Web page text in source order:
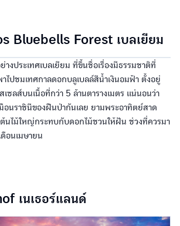
Bluebells Forest เบลเยียม
างประเทศเบลเยียม ที่ขึ้นชื่อเรื่องมีธรรมชาติที่
ไปชมเทศกาลดอกบลูเบลล์สีน้ำเงินอมฟ้า ตั้งอยู่
เซลส์บนเนื้อที่กว่า 5 ล้านตารางเมตร แน่นอนว่า
อนราชินีของฝืนป่ากันเลย ยามพระอาทิตย์สาด
นไม้ใหญ่กระทบกับดอกไม้ชวนให้ฝัน ช่วงที่ควรมา
อนเมษายน
เนเธอร์แลนด์